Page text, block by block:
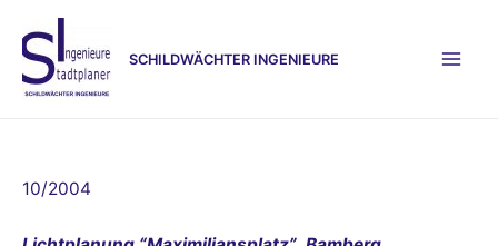
Inhalt
springen
SCHILDWÄCHTER INGENIEURE
10/2004